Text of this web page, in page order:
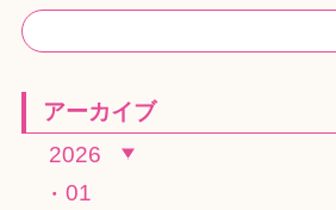
アーカイブ
2026
01